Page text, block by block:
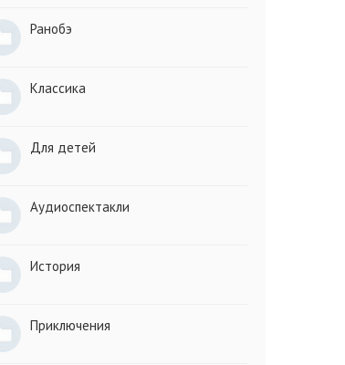
Ранобэ
Классика
Для детей
Аудиоспектакли
История
Приключения